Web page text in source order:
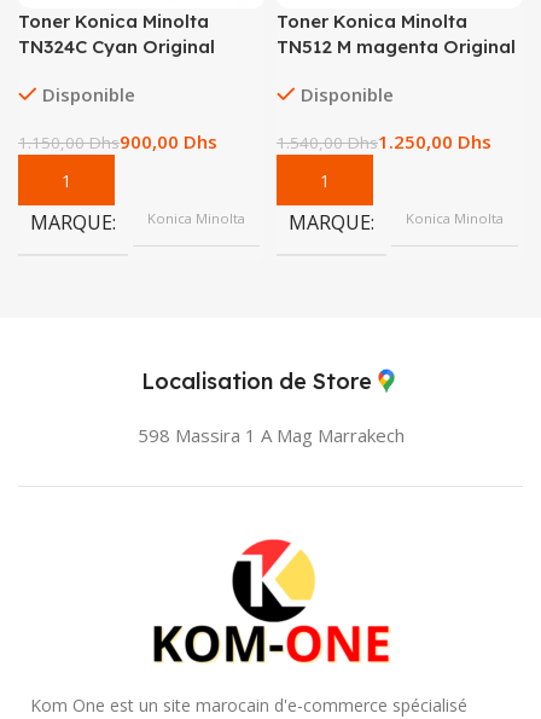
Toner Konica Minolta
TN324C Cyan Original
Disponible
1.150,00Dhs900,00 Dhs
MARQUE Konica Minolta
Toner Konica Minolta
TN512 M magenta Original
Disponible
1.540,00Dhs1.250,00 Dhs
MARQUE Konica Minolta
Localisation de Store
598 Massira 1 A Mag Marrakech
Kom One est un site marocain d'e-commerce spécialisé